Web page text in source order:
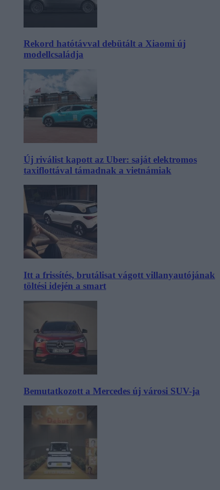
Rekord hatótávval debütált a Xiaomi új
modellcsaládja
Új riválist kapott az Uber: saját elektromos
taxiflottával támadnak a vietnámiak
Itt a frissítés, brutálisat vágott villanyautójának
töltési idején a smart
Bemutatkozott a Mercedes új városi SUV-ja